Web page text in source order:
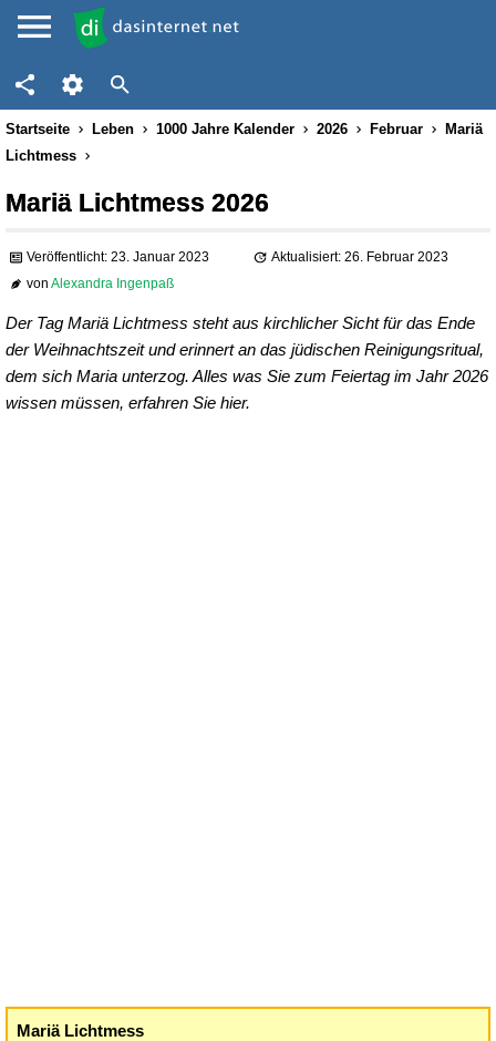
Startseite Leben 1000 Jahre Kalender 2026 Februar
Mariä
Lichtmess
Mariä Lichtmess 2026
Veröffentlicht: 23. Januar 2023
Aktualisiert: 26. Februar 2023
vonAlexandra Ingenpaß
Der Tag Mariä Lichtmess steht aus kirchlicher Sicht für das Ende
der Weihnachtszeit und erinnert an das jüdischen Reinigungsritual,
dem sich Maria unterzog. Alles was Sie zum Feiertag im Jahr 2026
wissen müssen, erfahren Sie hier.
Mariä Lichtmess